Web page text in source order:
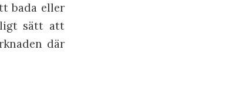
bada eller
sätt att
där